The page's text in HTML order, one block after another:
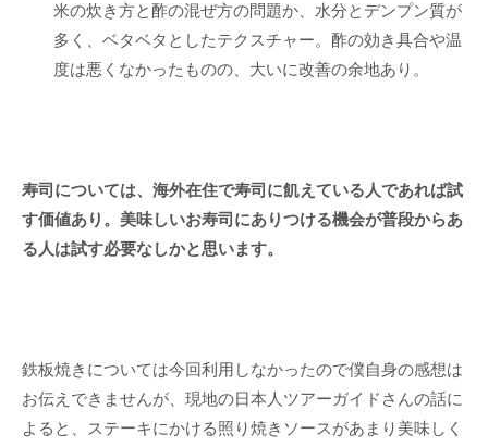
米の炊き方と酢の混ぜ方の問題か、水分とデンプン質が
多く、ベタベタとしたテクスチャー。酢の効き具合や温
度は悪くなかったものの、大いに改善の余地あり。
寿司については、海外在住で寿司に飢えている人であれば試
す価値あり。美味しいお寿司にありつける機会が普段からあ
る人は試す必要なしかと思います。
鉄板焼きについては今回利用しなかったので僕自身の感想は
お伝えできませんが、現地の日本人ツアーガイドさんの話に
よると、ステーキにかける照り焼きソースがあまり美味しく